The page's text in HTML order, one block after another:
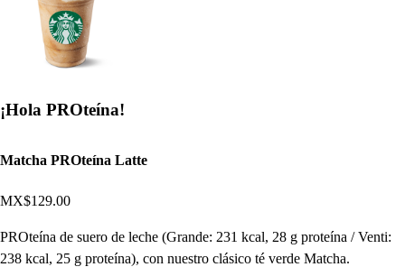
¡Hola PROteína!
Matcha PROteína Latte
MX$129.00
PROteína de suero de leche (Grande: 231 kcal, 28 g proteína / Venti:
238 kcal, 25 g proteína), con nuestro clásico té verde Matcha.